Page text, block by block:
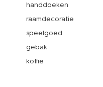
handdoeken
raamdecoratie
speelgoed
gebak
koffie